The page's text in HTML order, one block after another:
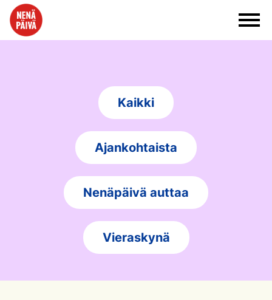
Siirry sisältöön
Kaikki
Ajankohtaista
Nenäpäivä auttaa
Vieraskynä